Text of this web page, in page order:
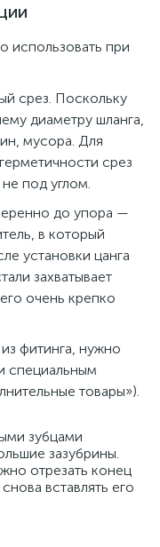
использовать при
срез. Поскольку
диаметру шланга,
мусора. Для
срез
под углом.
до упора —
в который
установки цанга
захватывает
очень крепко
фитинга, нужно
специальным
товары»).
зубцами
зазубрины.
отрезать конец
вставлять его